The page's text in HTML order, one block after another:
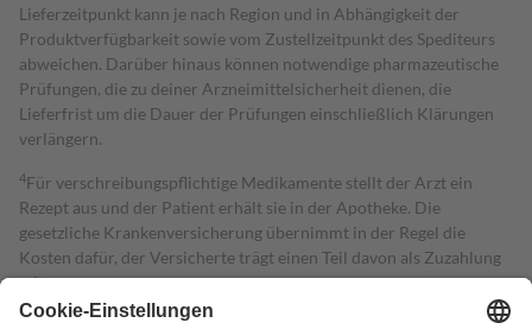
Lieferzeitpunkt kann je nach Region und in Abhängigkeit der
Produktverfügbarkeit sowie vom Zustellzeitpunkt des Spediteurs
abweichen. Darüber hinaus können notwendige pharmazeutische
Prüfungen, die zu deiner Arzneimittelsicherheit dienen, die
Lieferfrist um die Dauer der Prüfungen einschließlich Klärungen
verlängern.
4Für verschreibungspflichtige Medikamente stellt der Arzt ein
Rezept aus und der Patient erhält sie in der Apotheke. Die
gesetzliche Krankenversicherung übernimmt in der Regel die
Kosten dafür, der Versicherte trägt einen Teil davon als Zuzahlung
mit.
Grundsätzlich leisten Mitglieder Zuzahlungen in Höhe von zehn